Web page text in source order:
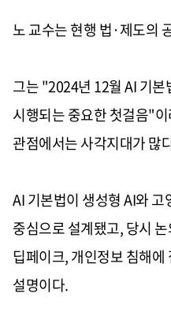
노 교수는 현행 법·제도의
그는 "2024년 12월 AI 기
시행되는 중요한 첫걸음"
관점에서는 사각지대가 많
AI 기본법이 생성형 AI와
중심으로 설계됐고, 당시
딥페이크, 개인정보 침해
설명이다.